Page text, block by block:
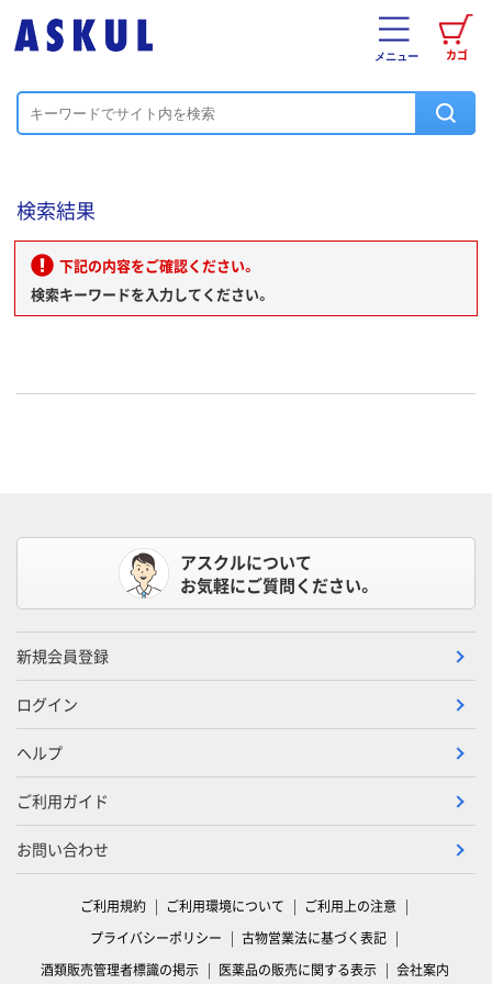
カゴ
メニュー
検索結果
下記の内容をご確認ください。
検索キーワードを入力してください。
アスクルについて
お気軽にご質問ください。
新規会員登録
ログイン
ヘルプ
ご利用ガイド
お問い合わせ
ご利用規約 ご利用環境について
ご利用上の注意
プライバシーポリシー
古物営業法に基づく表記
酒類販売管理者標識の掲示
医薬品の販売に関する表示 会社案内